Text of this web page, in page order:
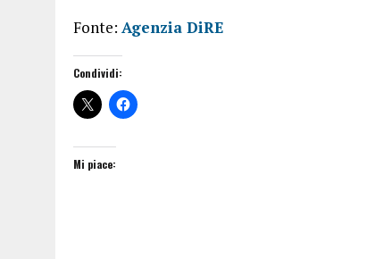
Fonte: Agenzia DiRE
Condividi:
Mi piace: